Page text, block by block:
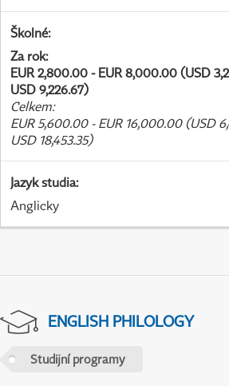
Školné:
Za rok:
EUR 2,800.00 - EUR 8,000.00 (USD
USD 9,226.67)
Celkem:
EUR 5,600.00 - EUR 16,000.00 (USD
USD 18,453.35)
Jazyk studia:
Anglicky
ENGLISH PHILOLOGY
Studijní programy